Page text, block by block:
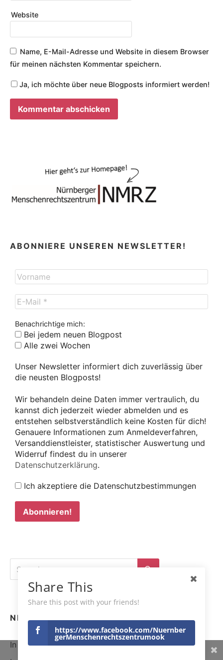
Website
Name, E-Mail-Adresse und Website in diesem Browser
für meinen nächsten Kommentar speichern.
Ja, ich möchte über neue Blogposts informiert werden!
ABONNIERE UNSEREN NEWSLETTER!
Benachrichtige mich:
Bei jedem neuen Blogpost
Alle zwei Wochen
Unser Newsletter informiert dich zuverlässig über
die neusten Blogposts!
Wir behandeln deine Daten immer vertraulich, du
kannst dich jederzeit wieder abmelden und es
entstehen selbstverständlich keine Kosten für dich!
Genauere Informationen zum Anmeldeverfahren,
Versanddienstleister, statistischer Auswertung und
Widerruf findest du in unserer
Datenschutzerklärung.
Ich akzeptiere die Datenschutzbestimmungen
Search
for:
NEUESTE BEITRÄGE
In Erinnerung an Theo van Boven
Share This
Share this post with your friends!
https://www.facebook.com/Nuernber
gerMenschenrechtszentrumook